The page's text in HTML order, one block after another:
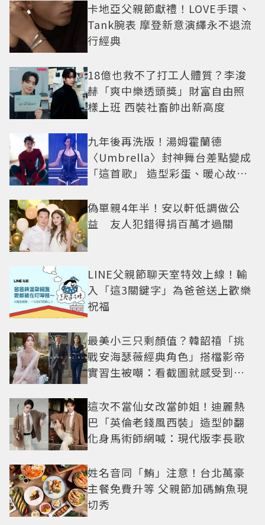
卡地亞父親節獻禮！LOVE手環、
Tank腕表 摩登新意演繹永不退流
行經典
18億也救不了打工人體質？李浚
赫「爽中樂透頭獎」財富自由照
樣上班 西裝社畜帥出新高度
九年後再洗版！湯姆霍蘭德
〈Umbrella〉封神舞台差點變成
「這首歌」 造型彩蛋、暖心故事
偽單親4年半！安以軒低調做公
益 友人犯錯得捐百萬才過關
LINE父親節聊天室特效上線！輸
入「這3關鍵字」為爸爸送上歡樂
祝福
最美小三只剩顏值？韓韶禧「挑
戰安海瑟薇經典角色」搭檔影帝
實習生被嘲：看截圖就感受到演
這次不當仙女改當帥姐！迪麗熱
巴「英倫老錢風西裝」造型帥翻
化身馬術師網喊：現代版李長歌
姓名音同「鮪」注意！台北萬豪
主餐免費升等 父親節加碼鮪魚現
切秀